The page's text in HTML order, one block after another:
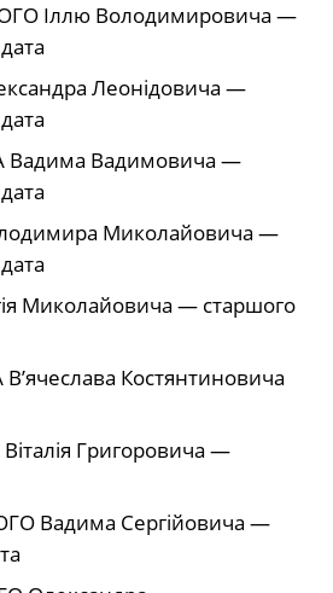
Іллю Володимировича —
Леонідовича —
Вадимовича —
Миколайовича —
Миколайовича — старшого
Костянтиновича
Григоровича —
Вадима Сергійовича —